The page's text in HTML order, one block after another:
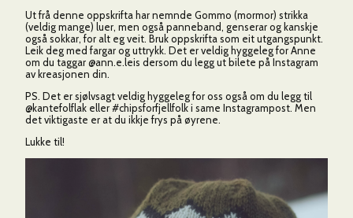
Ut frå denne oppskrifta har nemnde Gommo (mormor) strikka
(veldig mange) luer, men også panneband, genserar og kanskje
også sokkar, for alt eg veit. Bruk oppskrifta som eit utgangspunkt.
Leik deg med fargar og uttrykk. Det er veldig hyggeleg for Anne
om du taggar @ann.e.leis dersom du legg ut bilete på Instagram
av kreasjonen din.
PS. Det er sjølvsagt veldig hyggeleg for oss også om du legg til
@kantefolflak eller #chipsforfjellfolk i same Instagrampost. Men
det viktigaste er at du ikkje frys på øyrene.
Lukke til!